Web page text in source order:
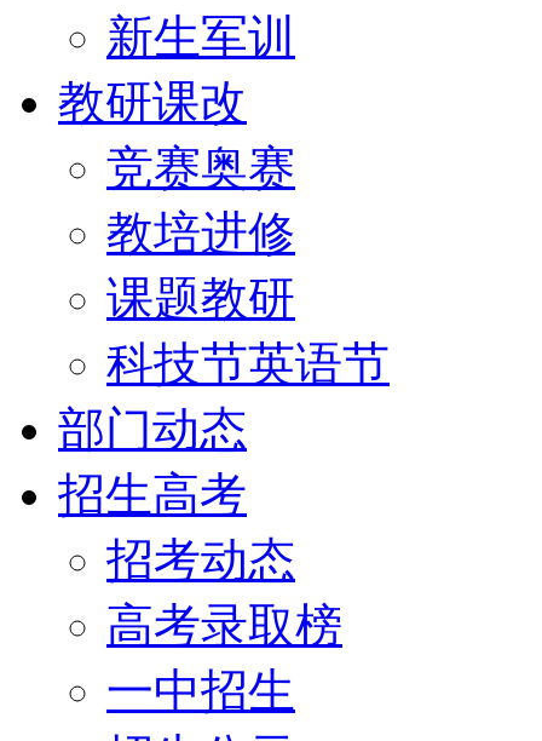
新生军训
教研课改
竞赛奥赛
教培进修
课题教研
科技节英语节
部门动态
招生高考
招考动态
高考录取榜
一中招生